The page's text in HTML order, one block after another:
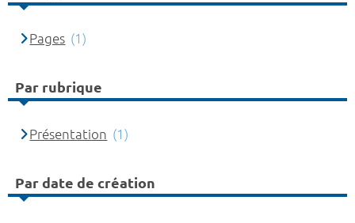
Pages (1)
Par rubrique
Présentation (1)
Par date de création